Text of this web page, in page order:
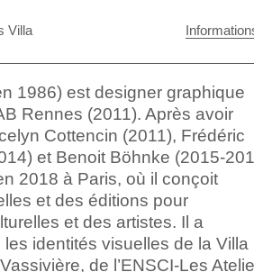
Villa
1986) est designer graphique
Rennes (2011). Après avoir
Cottencin (2011), Frédéric
et Benoit Böhnke (2015-
2018 à Paris, où il conçoit
et des éditions pour
et des artistes. Il a
les identités visuelles de la Villa
de l’ENSCI-Les